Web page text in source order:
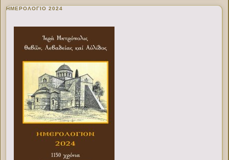
ΗΜΕΡΟΛΟΓΙΟ 2024